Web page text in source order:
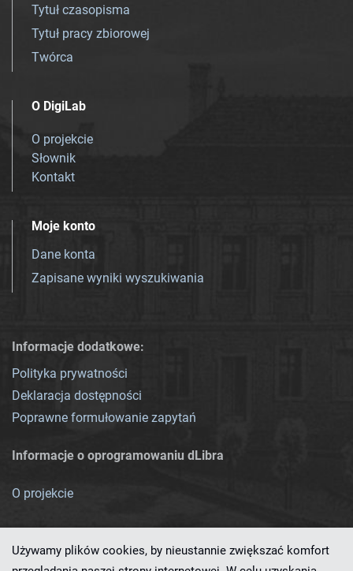
Tytuł czasopisma
Tytuł pracy zbiorowej
Twórca
O DigiLab
O projekcie
Słownik
Kontakt
Moje konto
Dane konta
Zapisane wyniki wyszukiwania
Informacje dodatkowe:
Polityka prywatności
Deklaracja dostępności
Poprawne formułowanie zapytań
Informacje o oprogramowaniu dLibra
O projekcie
Używamy plików cookies, by nieustannie zwiększać komfort